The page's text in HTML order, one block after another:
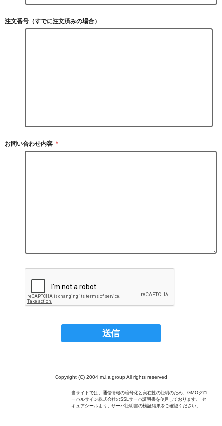
注文番号（すでに注文済みの場合）
お問い合わせ内容 ＊
Copyright (C) 2004 m.i.a group All rights reserved
当サイトでは、通信情報の暗号化と実在性の証明のため、GMOグロ
ーバルサイン株式会社のSSLサーバ証明書を使用しております。 セ
キュアシールより、サーバ証明書の検証結果をご確認ください。